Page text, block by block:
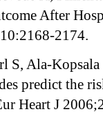
After
2174.
S, Ala-
predict the
Heart J